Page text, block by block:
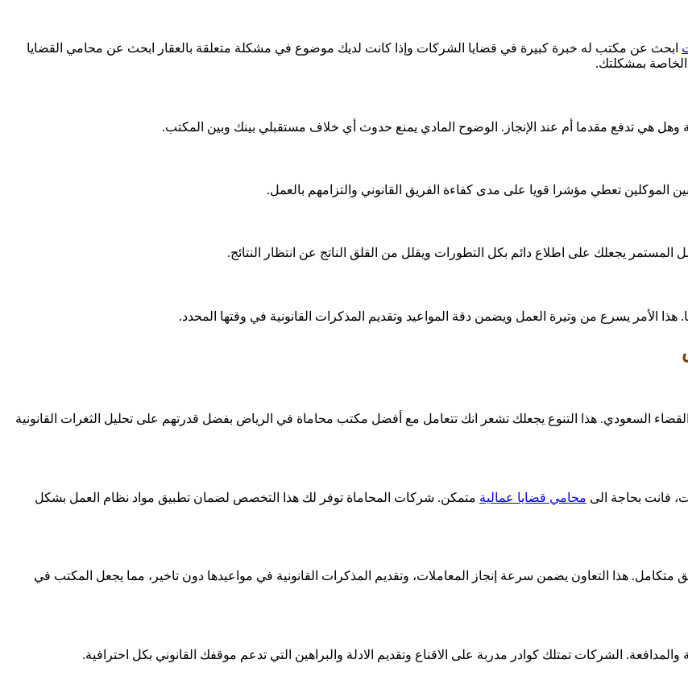
ابحث عن مكتب له خبرة كبيرة في قضايا الشركات وإذا كانت لديك موضوع في مشكلة متعلقة بالعقار ابحث عن محامي القضايا
الخاصة بمشكلتك.
وهل هي تدفع مقدما أم عند الإنجاز. الوضوح المادي يمنع حدوث أي خلاف مستقبلي بينك وبين المكتب.
الموكلين تعطي مؤشرا قويا على مدى كفاءة الفريق القانوني والتزامهم بالعمل.
يجعلك على اطلاع دائم بكل التطورات ويقلل من القلق الناتج عن انتظار النتائج.
هذا الأمر يسرع من وتيرة العمل ويضمن دقة المواعيد وتقديم المذكرات القانونية في وقتها المحدد.
السعودي. هذا التنوع يجعلك تشعر انك تتعامل مع أفضل مكتب محاماة في الرياض بفضل قدرتهم على تحليل الثغرات القانونية
فانت بحاجة الى محامي قضايا عمالية متمكن. شركات المحاماة توفر لك هذا التخصص لضمان تطبيق مواد نظام العمل بشكل
هذا التعاون يضمن سرعة إنجاز المعاملات، وتقديم المذكرات القانونية في مواعيدها دون تاخير، مما يجعل المكتب في
الشركات تمتلك كوادر مدربة على الاقناع وتقديم الادلة والبراهين التي تدعم موقفك القانوني بكل احترافية.